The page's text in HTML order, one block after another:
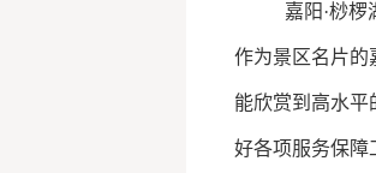
嘉阳·桫
作为景区名片的
能欣赏到高水
好各项服务保障